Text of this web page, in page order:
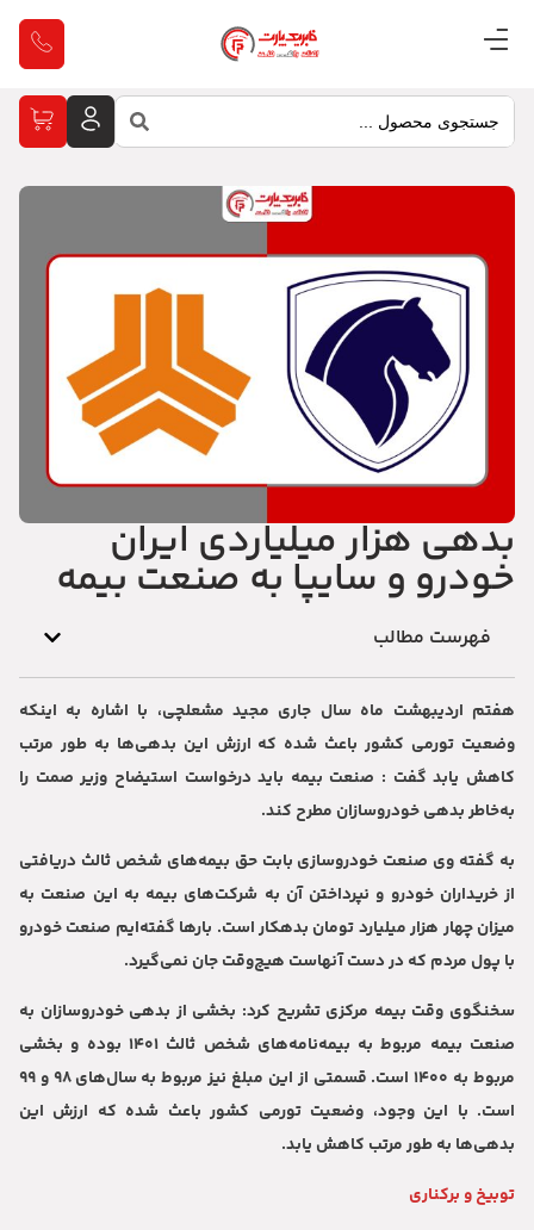
بدهی هزار میلیاردی ایران
خودرو و سایپا به صنعت بیمه
فهرست مطالب
هفتم اردیبهشت ماه سال جاری مجید مشعلچی، با اشاره به اینکه
وضعیت تورمی کشور باعث شده که ارزش این بدهی‌ها به طور مرتب
کاهش یابد گفت : صنعت بیمه باید درخواست استیضاح وزیر صمت را
به‌خاطر بدهی خودروسازان مطرح کند.
به گفته وی صنعت خودروسازی بابت حق بیمه‌های شخص ثالث دریافتی
از خریداران خودرو و نپرداختن آن به شرکت‌های بیمه به این صنعت به
میزان چهار هزار میلیارد تومان بدهکار است. بارها گفته‌ایم صنعت خودرو
با پول مردم که در دست آنهاست هیچ‌وقت جان نمی‌گیرد.
سخنگوی وقت بیمه مرکزی تشریح کرد: بخشی از بدهی خودروسازان به
صنعت بیمه مربوط به بیمه‌نامه‌های شخص ثالث ۱۴۰۱ بوده و بخشی
مربوط به ۱۴۰۰ است. قسمتی از این مبلغ نیز مربوط به سال‌های ۹۸ و ۹۹
است. با این وجود، وضعیت تورمی کشور باعث شده که ارزش این
بدهی‌ها به طور مرتب کاهش یابد.
توبیخ و برکناری